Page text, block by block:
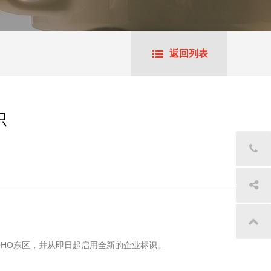
返回列表
东区，并从即日起启用全新的企业标识。